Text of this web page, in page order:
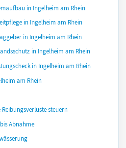
in Ingelheim am Rhein
in Ingelheim am Rhein
in Ingelheim am Rhein
in Ingelheim am Rhein
in Ingelheim am Rhein
am Rhein
steuern
Abnahme